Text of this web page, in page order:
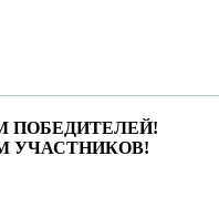
ПОБЕДИТЕЛЕЙ!
УЧАСТНИКОВ!